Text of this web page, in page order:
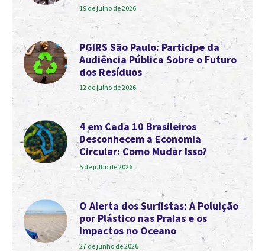
19 de julho de 2026
PGIRS São Paulo: Participe da
Audiência Pública Sobre o Futuro
dos Resíduos
12 de julho de 2026
4 em Cada 10 Brasileiros
Desconhecem a Economia
Circular: Como Mudar Isso?
5 de julho de 2026
O Alerta dos Surfistas: A Poluição
por Plástico nas Praias e os
Impactos no Oceano
27 de junho de 2026